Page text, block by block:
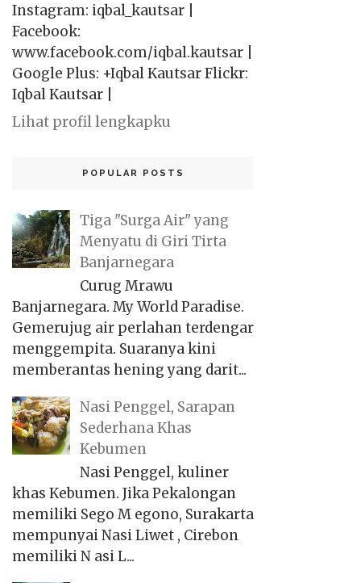
Instagram: iqbal_kautsar |
Facebook:
www.facebook.com/iqbal.kautsar |
Google Plus: +Iqbal Kautsar Flickr:
Iqbal Kautsar |
Lihat profil lengkapku
POPULAR POSTS
Tiga "Surga Air" yang
Menyatu di Giri Tirta
Banjarnegara
Curug Mrawu
Banjarnegara. My World Paradise.
Gemerujug air perlahan terdengar
menggempita. Suaranya kini
memberantas hening yang darit...
Nasi Penggel, Sarapan
Sederhana Khas
Kebumen
Nasi Penggel, kuliner
khas Kebumen. Jika Pekalongan
memiliki Sego M egono, Surakarta
mempunyai Nasi Liwet , Cirebon
memiliki N asi L...